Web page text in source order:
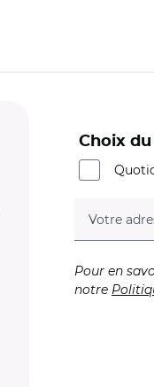
Choix
Votre
Pour en
notre